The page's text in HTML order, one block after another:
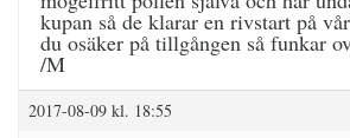
kupan så de klarar en rivstart på
du osäker på tillgången så funkar
/M
2017-08-09 kl. 18:55